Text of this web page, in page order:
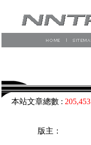
本站文章總數 : 205,453
版主：